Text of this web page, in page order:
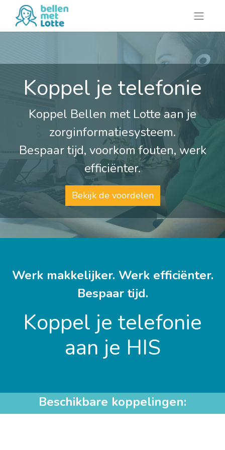
Koppel je telefonie
Koppel Bellen met Lotte aan je
zorginformatiesysteem.
Bespaar tijd, voorkom fouten, werk
efficiënter.
Bekijk de voordelen
Werk makkelijker. Werk efficiënter.
Bespaar tijd.
Koppel je telefonie
aan je HIS
Beschikbare koppelingen: